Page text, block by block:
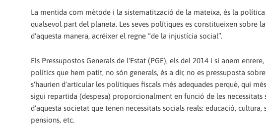
La mentida com mètode i la sistematització de la mateixa, és la
qualsevol part del planeta. Les seves polítiques es constitueixen sobre
d'aquesta manera, acréixer el regne “de la injustícia social”.
Els Pressupostos Generals de l'Estat (PGE), els del 2014 i si anem
polítics que hem patit, no són generals, és a dir, no es pressuposta
s'haurien d'articular les polítiques fiscals més adequades perquè, qui
sigui repartida (despesa) proporcionalment en funció de les
d'aquesta societat que tenen necessitats socials reals: educació,
pensions, etc.